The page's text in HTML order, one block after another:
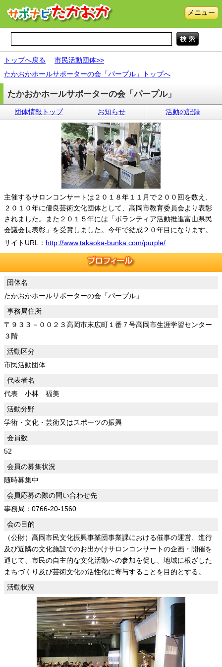
メニュー
トップへ戻る
市民活動団体>>
たかおかホールサポーターの会「パープル」トップへ
たかおかホールサポーターの会「パープル」
団体情報トップ お知らせ 活動の記録
主催するサロンコンサートは２０１８年１１月で２００回を数え、
２０１０年に優良芸術文化団体として、高岡市教育委員会より表彰
されました。また２０１５年には「ボランティア活動推進富山県民
会議会長表彰」を受賞しました。今年で結成２０年目になります。
サイトURL： http://www.takaoka-bunka.com/purple/
団体名
たかおかホールサポーターの会「パープル」
事務局住所
〒９３３－００２３高岡市末広町１番７号高岡市生涯学習センター
３階
活動区分
市民活動団体
代表者名
代表 小林 福美
活動分野
学術・文化・芸術又はスポーツの振興
会員数
52
会員の募集状況
随時募集中
会員応募の際の問い合わせ先
事務局：0766-20-1560
会の目的
（公財）高岡市民文化振興事業団事業課における催事の運営、進行
及び近隣の文化施設でのお出かけサロンコンサートの企画・開催を
通じて、市民の自主的な文化活動への参加を促し、地域に根ざした
まちづくり及び芸術文化の活性化に寄与することを目的とする。
活動状況